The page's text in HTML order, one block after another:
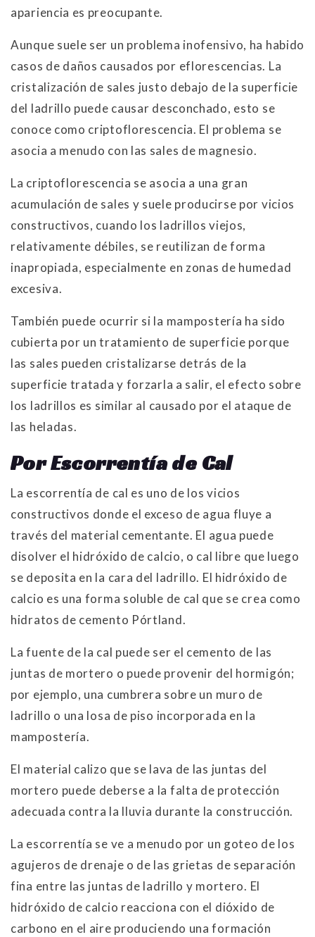
apariencia es preocupante.
Aunque suele ser un problema inofensivo, ha habido
casos de daños causados por eflorescencias. La
cristalización de sales justo debajo de la superficie
del ladrillo puede causar desconchado, esto se
conoce como criptoflorescencia. El problema se
asocia a menudo con las sales de magnesio.
La criptoflorescencia se asocia a una gran
acumulación de sales y suele producirse por vicios
constructivos, cuando los ladrillos viejos,
relativamente débiles, se reutilizan de forma
inapropiada, especialmente en zonas de humedad
excesiva.
También puede ocurrir si la mampostería ha sido
cubierta por un tratamiento de superficie porque
las sales pueden cristalizarse detrás de la
superficie tratada y forzarla a salir, el efecto sobre
los ladrillos es similar al causado por el ataque de
las heladas.
Por Escorrentía de Cal
La escorrentía de cal es uno de los vicios
constructivos donde el exceso de agua fluye a
través del material cementante. El agua puede
disolver el hidróxido de calcio, o cal libre que luego
se deposita en la cara del ladrillo. El hidróxido de
calcio es una forma soluble de cal que se crea como
hidratos de cemento Pórtland.
La fuente de la cal puede ser el cemento de las
juntas de mortero o puede provenir del hormigón;
por ejemplo, una cumbrera sobre un muro de
ladrillo o una losa de piso incorporada en la
mampostería.
El material calizo que se lava de las juntas del
mortero puede deberse a la falta de protección
adecuada contra la lluvia durante la construcción.
La escorrentía se ve a menudo por un goteo de los
agujeros de drenaje o de las grietas de separación
fina entre las juntas de ladrillo y mortero. El
hidróxido de calcio reacciona con el dióxido de
carbono en el aire produciendo una formación